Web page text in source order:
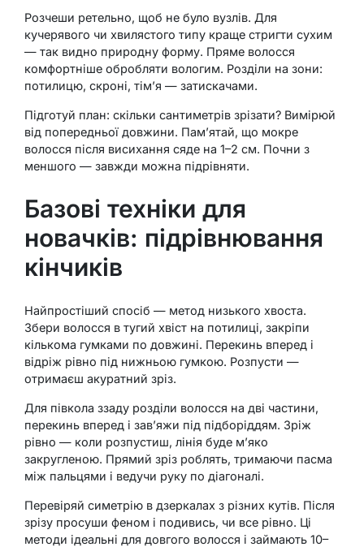
Розчеши ретельно, щоб не було вузлів. Для
кучерявого чи хвилястого типу краще стригти сухим
— так видно природну форму. Пряме волосся
комфортніше обробляти вологим. Розділи на зони:
потилицю, скроні, тім’я — затискачами.
Підготуй план: скільки сантиметрів зрізати? Вимірюй
від попередньої довжини. Пам’ятай, що мокре
волосся після висихання сяде на 1–2 см. Почни з
меншого — завжди можна підрівняти.
Базові техніки для
новачків: підрівнювання
кінчиків
Найпростіший спосіб — метод низького хвоста.
Збери волосся в тугий хвіст на потилиці, закріпи
кількома гумками по довжині. Перекинь вперед і
відріж рівно під нижньою гумкою. Розпусти —
отримаєш акуратний зріз.
Для півкола ззаду розділи волосся на дві частини,
перекинь вперед і зав’яжи під підборіддям. Зріж
рівно — коли розпустиш, лінія буде м’яко
закругленою. Прямий зріз роблять, тримаючи пасма
між пальцями і ведучи руку по діагоналі.
Перевіряй симетрію в дзеркалах з різних кутів. Після
зрізу просуши феном і подивись, чи все рівно. Ці
методи ідеальні для довгого волосся і займають 10–